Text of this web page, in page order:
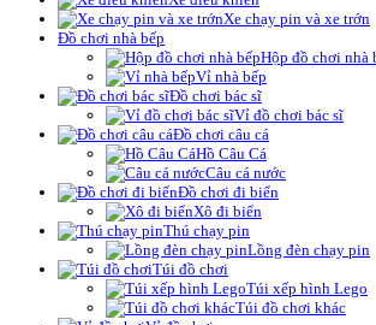
Xe chạy pin và xe trớn
Đồ chơi nhà bếp
Hộp đồ chơi nhà
Vỉ nhà bếp
Đồ chơi bác sĩ
Vỉ đồ chơi bác sĩ
Đồ chơi câu cá
Hồ Câu Cá
Câu cá nước
Đồ chơi đi biển
Xô đi biển
Thú chạy pin
Lồng đèn chạy pin
Túi đồ chơi
Túi xếp hình Lego
Túi đồ chơi khác